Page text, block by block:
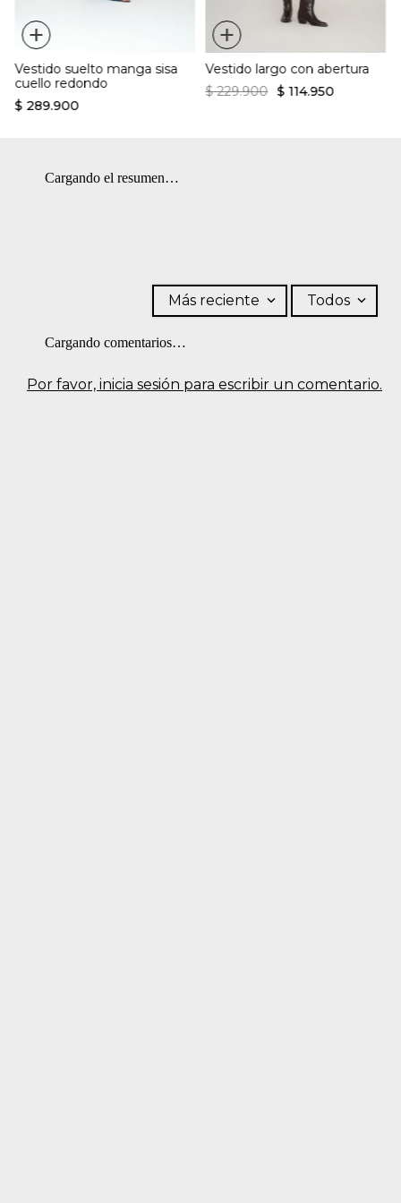
+
Vestido suelto manga sisa
cuello redondo
$ 289.900
+
Vestido largo con abertura
$ 229.900 $ 114.950
Cargando el resumen…
Por favor, inicia sesión para escribir un comentario.
Más reciente Todos
Cargando comentarios…